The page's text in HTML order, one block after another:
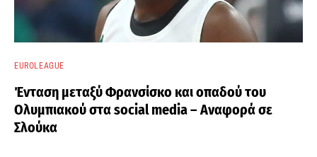
EUROLEAGUE
Ένταση μεταξύ Φρανσίσκο και οπαδού του
Ολυμπιακού στα social media – Αναφορά σε
Σλούκα